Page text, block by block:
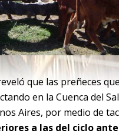
que las preñeces
en la Cuenca del
Aires, por medio de
a las del ciclo